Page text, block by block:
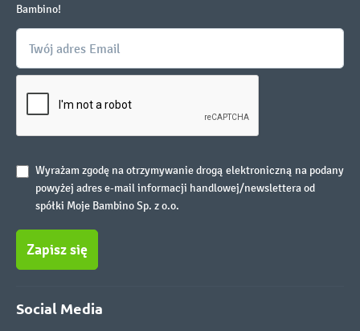
Bambino!
Wyrażam zgodę na otrzymywanie drogą elektroniczną na podany
powyżej adres e-mail informacji handlowej/newslettera od
spółki Moje Bambino Sp. z o.o.
Zapisz się
Social Media